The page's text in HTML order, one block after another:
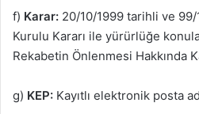
f) Karar: 20/10/1999 tarihli ve 99/
Kurulu Kararı ile yürürlüğe
Rekabetin Önlenmesi Hakkında
g) KEP: Kayıtlı elektronik posta